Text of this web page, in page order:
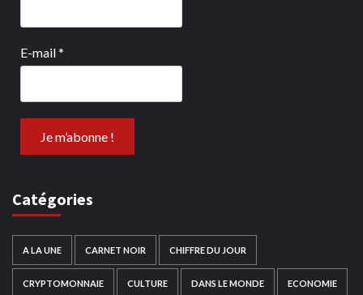
E-mail*
Catégories
A LA UNE CARNET NOIR CHIFFRE DU JOUR
CRYPTOMONNAIE CULTURE DANS LE MONDE ECONOMIE